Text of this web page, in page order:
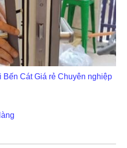
Cát Giá rẻ Chuyên nghiệp